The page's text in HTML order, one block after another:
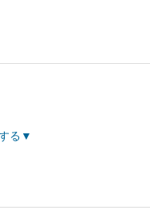
る